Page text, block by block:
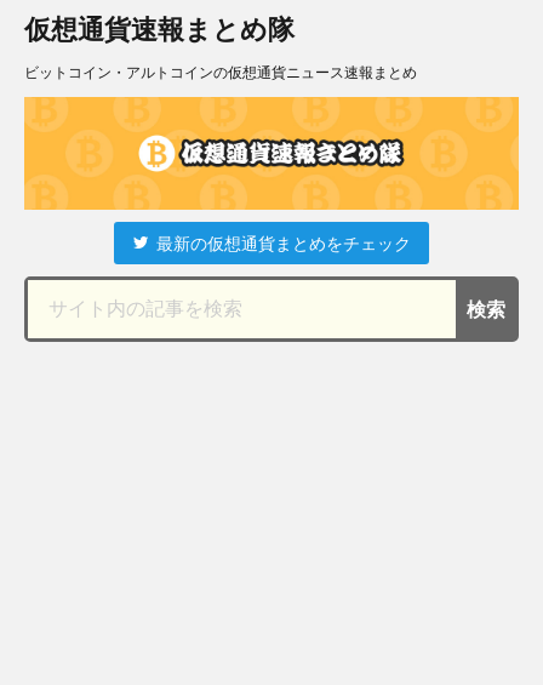
仮想通貨速報まとめ隊
ビットコイン・アルトコインの仮想通貨ニュース速報まとめ
最新の仮想通貨まとめをチェック